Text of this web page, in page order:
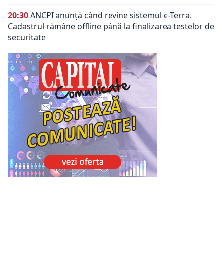
20:30ANCPI anunță când revine sistemul e-Terra.
Cadastrul rămâne offline până la finalizarea testelor de
securitate